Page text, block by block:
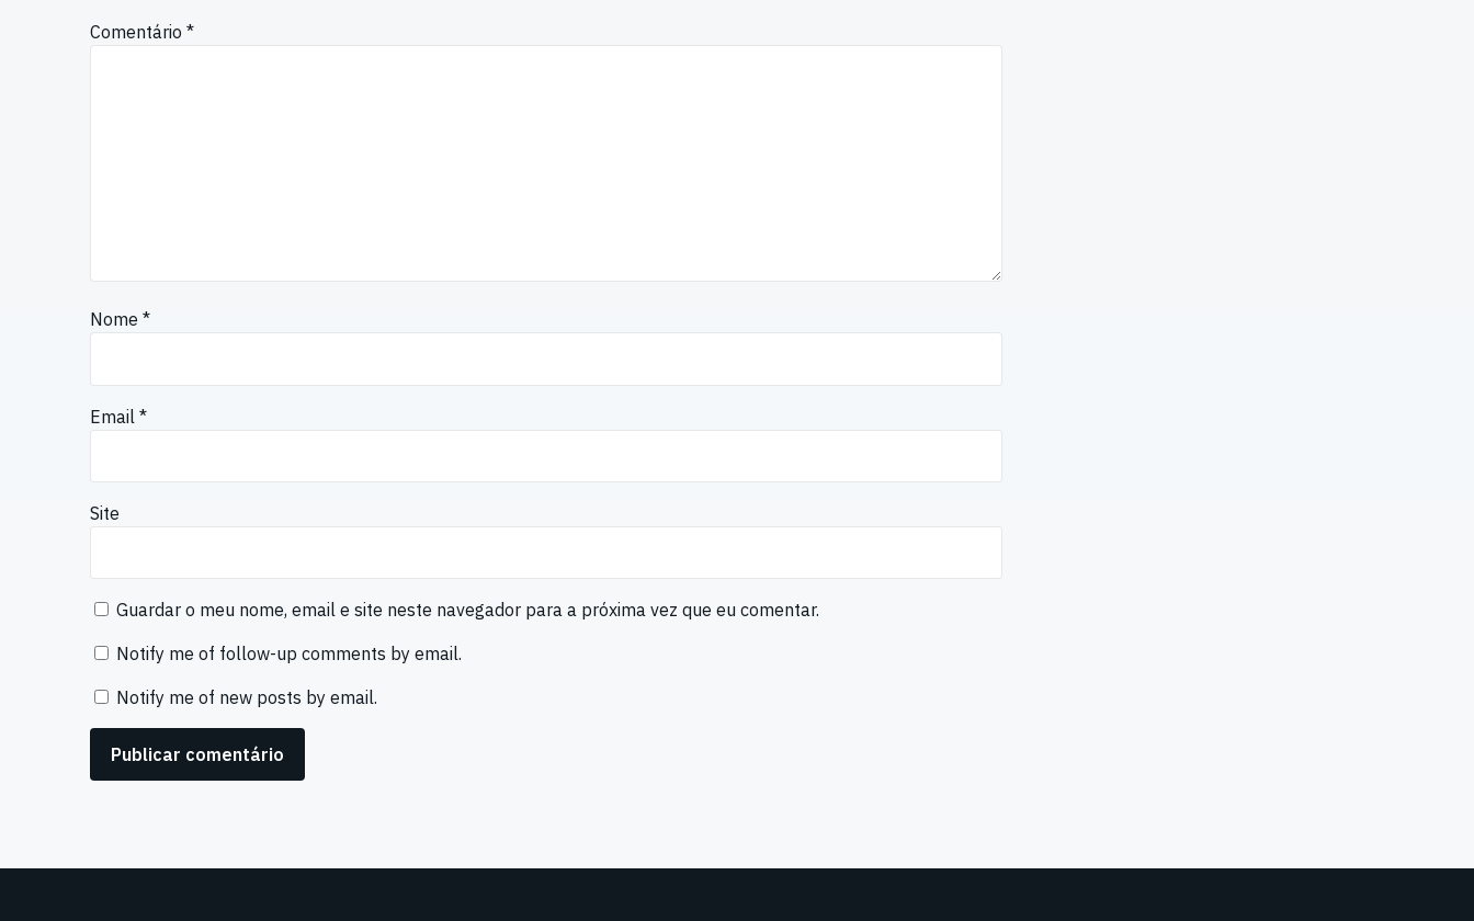
Comentário *
Nome *
Email *
Site
Guardar o meu nome, email e site neste navegador para a próxima vez que eu comentar.
Notify me of follow-up comments by email.
Notify me of new posts by email.